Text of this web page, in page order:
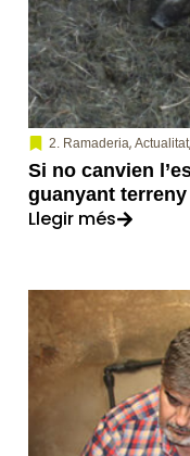
2. Ramaderia, Actualitat,
Si no canvien
guanyant terreny
Llegir més